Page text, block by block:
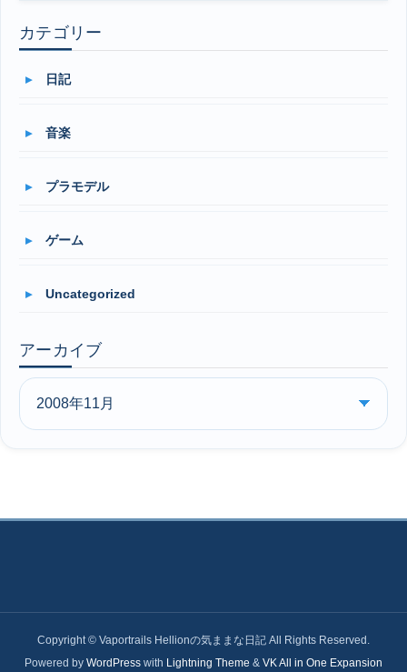
カテゴリー
日記
音楽
プラモデル
ゲーム
Uncategorized
アーカイブ
Copyright © Vaportrails Hellionの気ままな日記 All Rights Reserved.
Powered by WordPress with Lightning Theme & VK All in One Expansion